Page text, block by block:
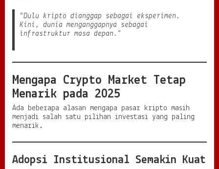
“Dulu kripto dianggap sebagai eksperimen.
Kini, dunia menganggapnya sebagai
infrastruktur masa depan.”
Mengapa Crypto Market Tetap
Menarik pada 2025
Ada beberapa alasan mengapa pasar kripto masih
menjadi salah satu pilihan investasi yang paling
menarik.
Adopsi Institusional Semakin Kuat